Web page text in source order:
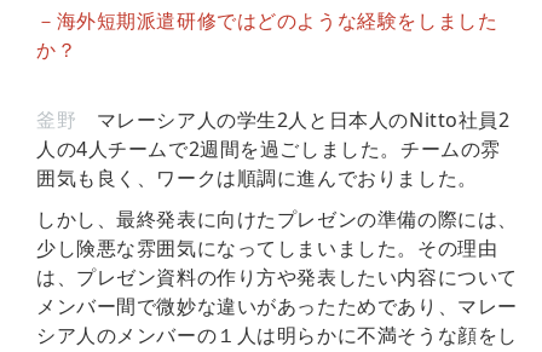
－海外短期派遣研修ではどのような経験をしました
か？
釜野 マレーシア人の学生2人と日本人のNitto社員2
人の4人チームで2週間を過ごしました。チームの雰
囲気も良く、ワークは順調に進んでおりました。
しかし、最終発表に向けたプレゼンの準備の際には、
少し険悪な雰囲気になってしまいました。その理由
は、プレゼン資料の作り方や発表したい内容について
メンバー間で微妙な違いがあったためであり、マレー
シア人のメンバーの１人は明らかに不満そうな顔をし